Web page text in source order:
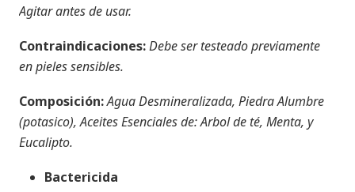
Agitar antes de usar.
Contraindicaciones:Debe ser testeado previamente
en pieles sensibles.
Composición:Agua Desmineralizada, Piedra Alumbre
(potasico), Aceites Esenciales de: Arbol de té, Menta, y
Eucalipto.
Bactericida